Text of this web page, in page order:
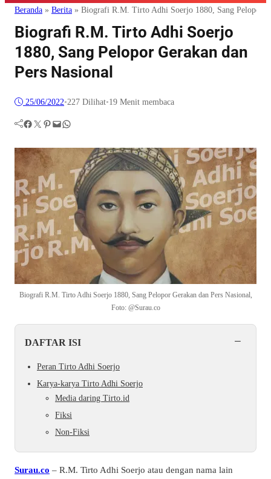
Beranda » Berita » Biografi R.M. Tirto Adhi Soerjo 1880, Sang Pelopor
Biografi R.M. Tirto Adhi Soerjo
1880, Sang Pelopor Gerakan dan
Pers Nasional
25/06/2022•227 Dilihat•19 Menit membaca
Facebook Twitter Pinterest Mail WhatsApp
Biografi R.M. Tirto Adhi Soerjo 1880, Sang Pelopor Gerakan dan Pers Nasional,
Foto: @Surau.co
DAFTAR ISI −
Peran Tirto Adhi Soerjo
Karya-karya Tirto Adhi Soerjo
Media daring Tirto.id
Fiksi
Non-Fiksi
Surau.co – R.M. Tirto Adhi Soerjo atau dengan nama lain